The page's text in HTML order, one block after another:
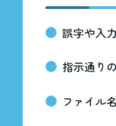
誤字や入
指示通り
ファイル